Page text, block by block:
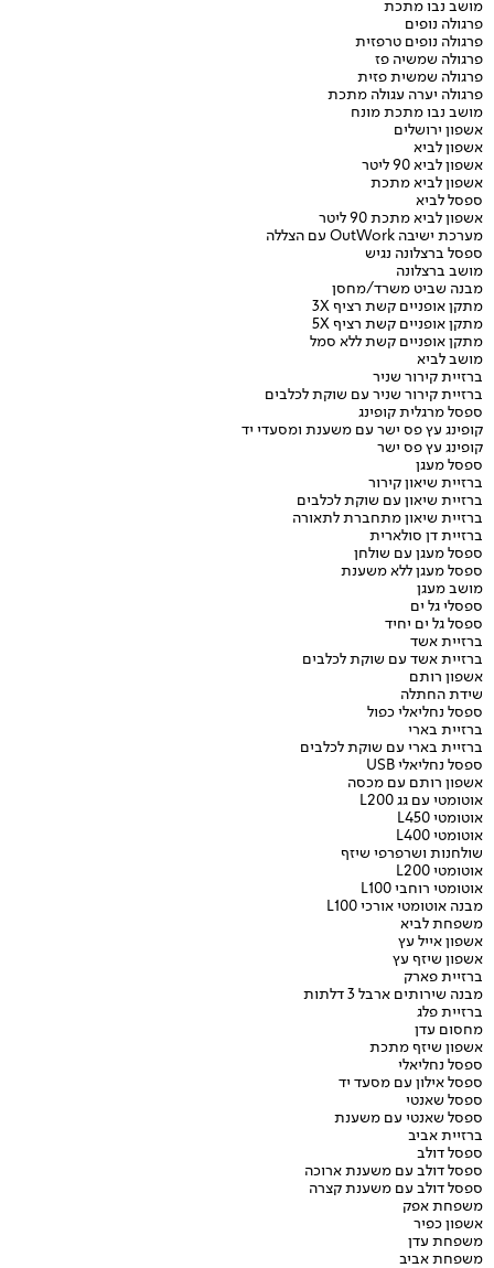
מושב נבו מתכת
פרגולה נופים
פרגולה נופים טרפזית
פרגולה שמשיה פז
פרגולה שמשית פזית
פרגולה יערה עגולה מתכת
מושב נבו מתכת מונח
אשפון ירושלים
אשפון לביא
אשפון לביא 90 ליטר
אשפון לביא מתכת
ספסל לביא
אשפון לביא מתכת 90 ליטר
מערכת ישיבה OutWork עם הצללה
ספסל ברצלונה נגיש
מושב ברצלונה
מבנה שביט משרד/מחסן
מתקן אופניים קשת רציף 3X
מתקן אופניים קשת רציף 5X
מתקן אופניים קשת ללא סמל
מושב לביא
ברזיית קירור שניר
ברזיית קירור שניר עם שוקת לכלבים
ספסל מרגלית קופינג
קופינג עץ פס ישר עם משענת ומסעדי יד
קופינג עץ פס ישר
ספסל מעגן
ברזיית שיאון קירור
ברזיית שיאון עם שוקת לכלבים
ברזיית שיאון מתחברת לתאורה
ברזיית דן סולארית
ספסל מעגן עם שולחן
ספסל מעגן ללא משענת
מושב מעגן
ספסלי גל ים
ספסל גל ים יחיד
ברזיית אשד
ברזיית אשד עם שוקת לכלבים
אשפון רותם
שידת החתלה
ספסל נחליאלי כפול
ברזיית בארי
ברזיית בארי עם שוקת לכלבים
ספסל נחליאלי USB
אשפון רותם עם מכסה
אוטומטי עם גג L200
אוטומטי L450
אוטומטי L400
שולחנות ושרפרפי שיזף
אוטומטי L200
אוטומטי רוחבי L100
מבנה אוטומטי אורכי L100
משפחת לביא
אשפון אייל עץ
אשפון שיזף עץ
ברזיית פארק
מבנה שירותים ארבל 3 דלתות
ברזיית פלג
מחסום עדן
אשפון שיזף מתכת
ספסל נחליאלי
ספסל אילון עם מסעד יד
ספסל שאנטי
ספסל שאנטי עם משענת
ברזיית אביב
ספסל דולב
ספסל דולב עם משענת ארוכה
ספסל דולב עם משענת קצרה
משפחת אפק
אשפון כפיר
משפחת עדן
משפחת אביב